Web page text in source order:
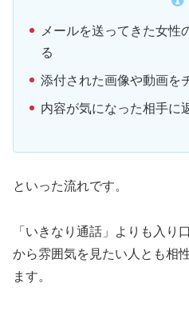
メールを送ってきた女性
る
添付された画像や動画を
内容が気になった相手に
といった流れです。
「いきなり通話」よりも入り
から雰囲気を見たい人とも相
ます。